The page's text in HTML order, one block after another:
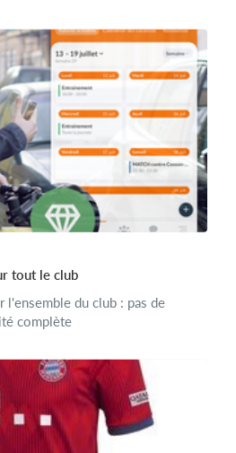
tout le club
l'ensemble du club : pas de
complète